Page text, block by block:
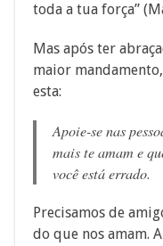
toda a tua força”
Mas após ter
maior
esta:
Apoie-se nas
mais te amam e
você está errado.
Precisamos de
do que nos amam.